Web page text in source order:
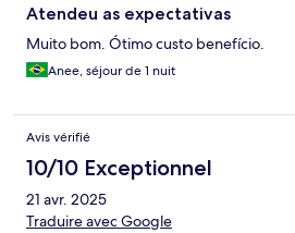
Atendeu as expectativas
Muito bom. Ótimo custo benefício.
Anee, séjour de 1 nuit
Avis vérifié
10/10 Exceptionnel
21 avr. 2025
Traduire avec Google